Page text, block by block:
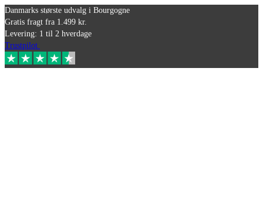
Danmarks største udvalg i Bourgogne
Gratis fragt fra 1.499 kr.
Levering: 1 til 2 hverdage
Trustpilot